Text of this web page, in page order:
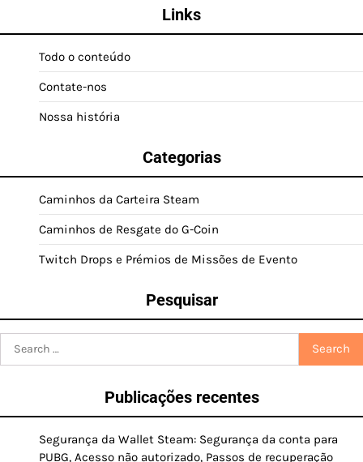
Links
Todo o conteúdo
Contate-nos
Nossa história
Categorias
Caminhos da Carteira Steam
Caminhos de Resgate do G-Coin
Twitch Drops e Prémios de Missões de Evento
Pesquisar
Publicações recentes
Segurança da Wallet Steam: Segurança da conta para
PUBG, Acesso não autorizado, Passos de recuperação